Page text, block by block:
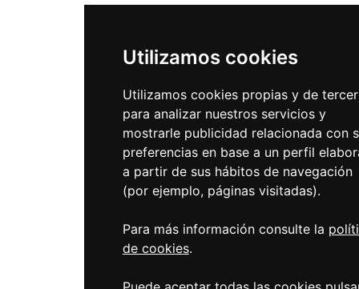
Utilizamos cookies
Utilizamos cookies propias y de
para analizar nuestros servicios y
mostrarle publicidad relacionada con
preferencias en base a un perfil
a partir de sus hábitos de navegación
(por ejemplo, páginas visitadas).
Para más información consulte la
de cookies.